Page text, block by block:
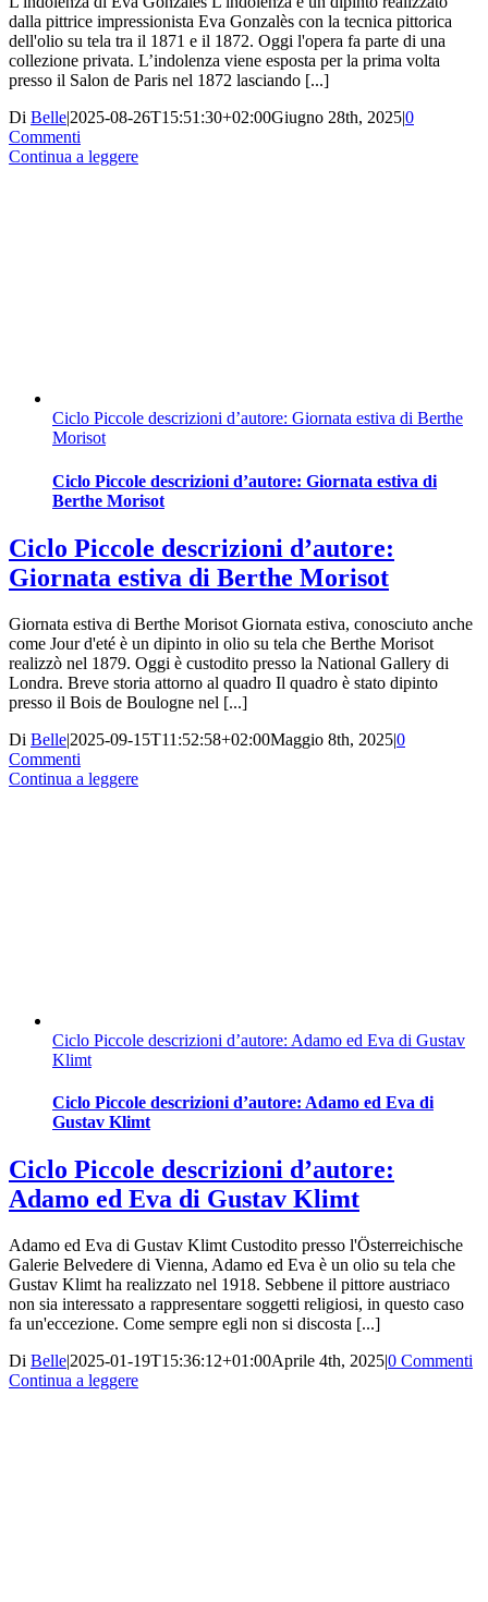
dalla pittrice impressionista Eva Gonzalès con la tecnica pittorica
dell'olio su tela tra il 1871 e il 1872. Oggi l'opera fa parte di una
collezione privata. L’indolenza viene esposta per la prima volta
presso il Salon de Paris nel 1872 lasciando [...]
Di Belle|2025-08-26T15:51:30+02:00Giugno 28th, 2025|0
Commenti
Continua a leggere
Ciclo Piccole descrizioni d’autore: Giornata estiva di Berthe
Morisot
Ciclo Piccole descrizioni d’autore: Giornata estiva di
Berthe Morisot
Ciclo Piccole descrizioni d’autore:
Giornata estiva di Berthe Morisot
Giornata estiva di Berthe Morisot Giornata estiva, conosciuto anche
come Jour d'eté è un dipinto in olio su tela che Berthe Morisot
realizzò nel 1879. Oggi è custodito presso la National Gallery di
Londra. Breve storia attorno al quadro Il quadro è stato dipinto
presso il Bois de Boulogne nel [...]
Di Belle|2025-09-15T11:52:58+02:00Maggio 8th, 2025|0
Commenti
Continua a leggere
Ciclo Piccole descrizioni d’autore: Adamo ed Eva di Gustav
Klimt
Ciclo Piccole descrizioni d’autore: Adamo ed Eva di
Gustav Klimt
Ciclo Piccole descrizioni d’autore:
Adamo ed Eva di Gustav Klimt
Adamo ed Eva di Gustav Klimt Custodito presso l'Österreichische
Galerie Belvedere di Vienna, Adamo ed Eva è un olio su tela che
Gustav Klimt ha realizzato nel 1918. Sebbene il pittore austriaco
non sia interessato a rappresentare soggetti religiosi, in questo caso
fa un'eccezione. Come sempre egli non si discosta [...]
Di Belle|2025-01-19T15:36:12+01:00Aprile 4th, 2025|0 Commenti
Continua a leggere